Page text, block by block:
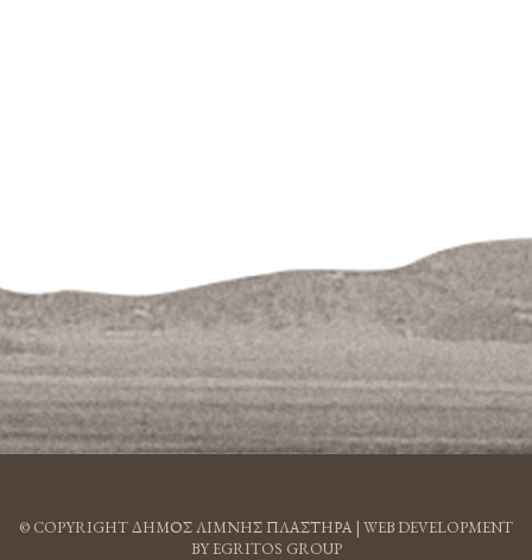
© COPYRIGHT ΔΗΜΟΣ ΛΙΜΝΗΣ ΠΛΑΣΤΗΡΑ | WEB DEVELOPMENT
BY EGRITOS GROUP